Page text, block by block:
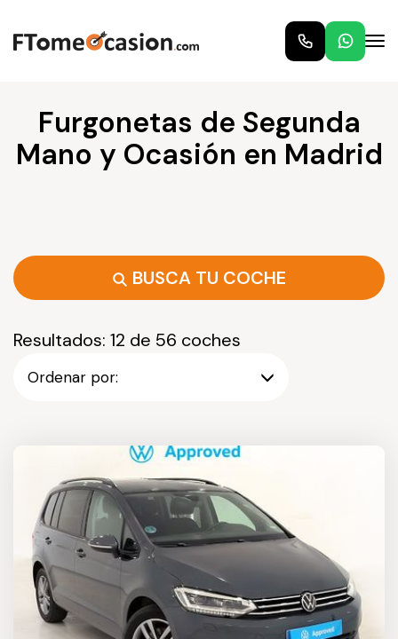
Furgonetas de Segunda
Mano y Ocasión en Madrid
BUSCA TU COCHE
Resultados: 12 de 56 coches
Ordenar por: